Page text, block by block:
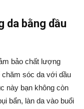
da bằng dầu
bảo chất lượng
chăm sóc da với dầu
này bạn không còn
bẩn, làn da vào buổi